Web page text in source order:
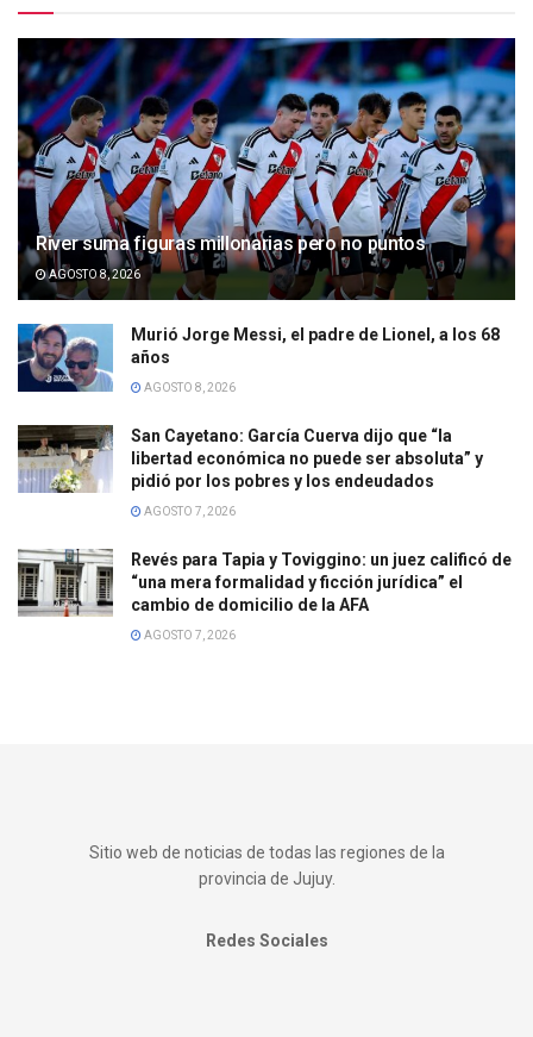
River suma figuras millonarias pero no puntos
AGOSTO 8, 2026
Murió Jorge Messi, el padre de Lionel, a los 68
años
AGOSTO 8, 2026
San Cayetano: García Cuerva dijo que “la
libertad económica no puede ser absoluta” y
pidió por los pobres y los endeudados
AGOSTO 7, 2026
Revés para Tapia y Toviggino: un juez calificó de
“una mera formalidad y ficción jurídica” el
cambio de domicilio de la AFA
AGOSTO 7, 2026
Sitio web de noticias de todas las regiones de la
provincia de Jujuy.
Redes Sociales